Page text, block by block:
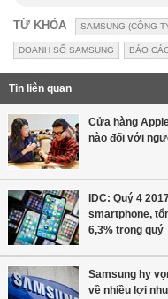
TỪ KHÓA SAMSUNG (CÔNG
DOANH SỐ SAMSUNG BÁO
Tin liên quan
Cửa hàng
nào đối với
IDC: Quý 4
smartphone,
6,3% trong quý
Samsung hy
về nhiều lợi